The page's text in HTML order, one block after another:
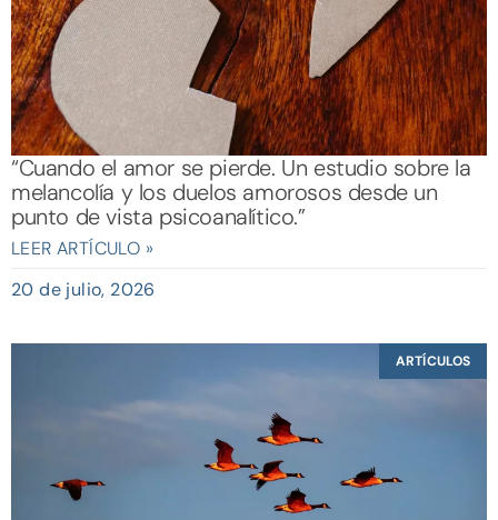
“Cuando el amor se pierde. Un estudio sobre la
melancolía y los duelos amorosos desde un
punto de vista psicoanalítico.”
LEER ARTÍCULO »
20 de julio, 2026
ARTÍCULOS